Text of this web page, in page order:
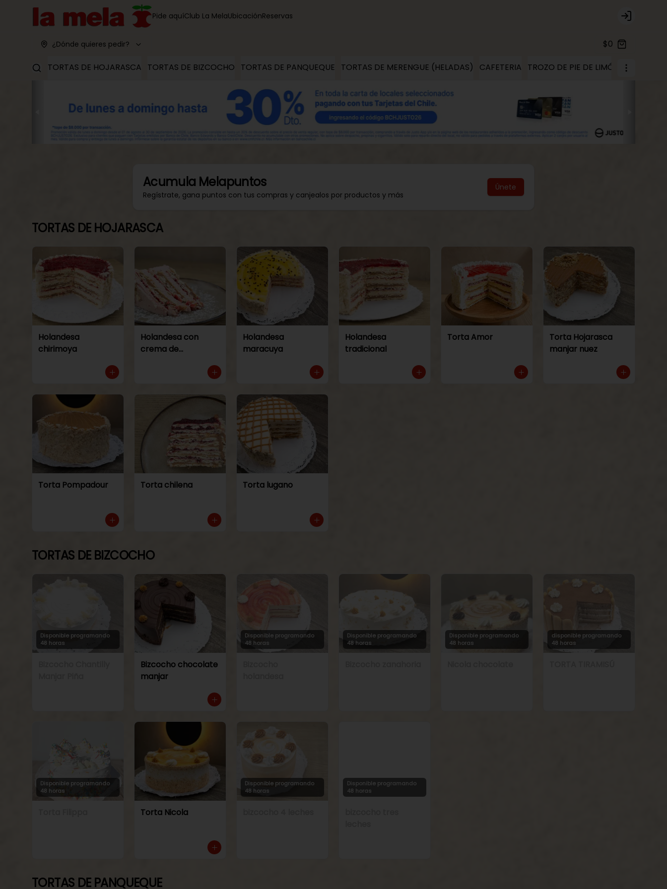
Pide aquíClub La MelaUbicaciónReservas Login
¿Dónde quieres pedir? $0
TORTAS DE HOJARASCA TORTAS DE BIZCOCHO TORTAS DE PANQUEQUE TORTAS DE MERENGUE (HELADAS) CAFETERIA TROZO DE PIE DE LIMÓN TROZOS
Acumula Melapuntos
Regístrate, gana puntos con tus compras y canjealos por productos y más
Únete
TORTAS DE HOJARASCA
Holandesa
chirimoya
Holandesa con
crema de
Holandesa
maracuya
Holandesa
tradicional
Torta Amor
Torta Hojarasca
manjar nuez
Torta Pompadour Torta chilena Torta lugano
TORTAS DE BIZCOCHO
Disponible programando
48 horas
Bizcocho chocolate
manjar
Disponible programando
48 horas
Disponible programando
48 horas
Disponible programando
48 horas
disponible programando
48 horas
Disponible programando
48 horas
Torta Nicola
Disponible programando
48 horas
Disponible programando
48 horas
TORTAS DE PANQUEQUE